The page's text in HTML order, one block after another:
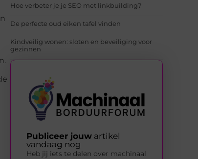
Hoe verbeter je je SEO met linkbuilding?
De perfecte oud eiken tafel vinden
Kindveilig wonen: sloten en beveiliging voor
gezinnen
Publiceer jouw artikel
vandaag nog
Heb jij iets te delen over machinaal